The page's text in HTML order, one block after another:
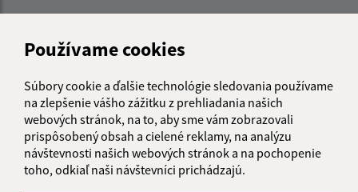
Používame cookies
Súbory cookie a ďalšie technológie sledovania používame
na zlepšenie vášho zážitku z prehliadania našich
webových stránok, na to, aby sme vám zobrazovali
prispôsobený obsah a cielené reklamy, na analýzu
návštevnosti našich webových stránok a na pochopenie
toho, odkiaľ naši návštevníci prichádzajú.
Obecný úrad Ruská
Ruská 61
076 77 Ruská
info@ruska.sk
+421 56 638 0038
IČO: 00331881